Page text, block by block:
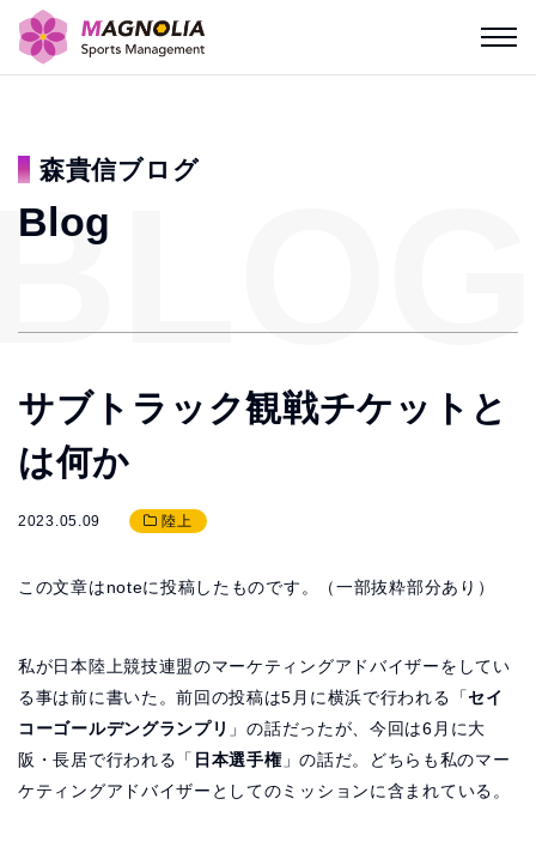
森貴信ブログ
Blog
サブトラック観戦チケットと
は何か
2023.05.09 陸上
この文章はnoteに投稿したものです。（一部抜粋部分あり）
私が日本陸上競技連盟のマーケティングアドバイザーをしてい
る事は前に書いた。前回の投稿は5月に横浜で行われる「セイ
コーゴールデングランプリ 」の話だったが、今回は6月に大
阪・長居で行われる「 日本選手権」の話だ。どちらも私のマー
ケティングアドバイザーとしてのミッションに含まれている。